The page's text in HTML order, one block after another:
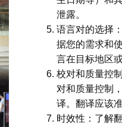
泄露。
语言对的选择
据您的需求和
言在目标地区
校对和质量控
对和质量控制
译。翻译应该
时效性：了解